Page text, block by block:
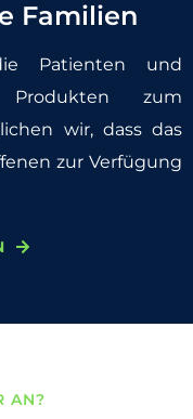
Familien
Patienten und
zum
wir, dass das
zur Verfügung
AN?